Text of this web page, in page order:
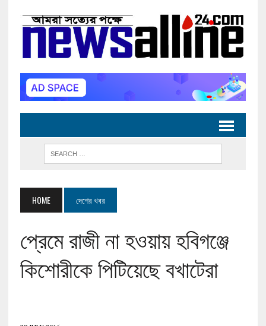
HOME দেশের খবর
প্রেমে রাজী না হওয়ায় হবিগঞ্জে
কিশোরীকে পিটিয়েছে বখাটেরা